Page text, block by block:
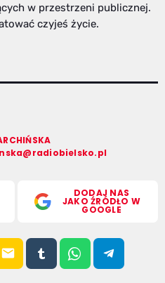
w przestrzeni publicznej.
czyjeś życie.
DODAJ NAS
JAKO ŹRÓDŁO W
GOOGLE
email